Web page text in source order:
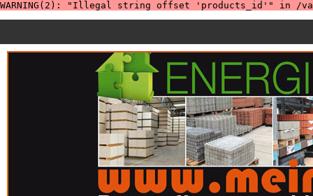
WARNING(2): "Illegal string offset 'products_id'" in /var/